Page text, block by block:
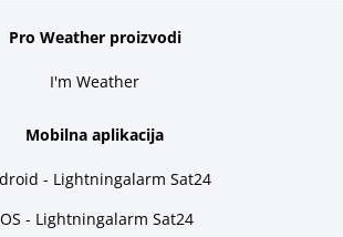
Pro Weather proizvodi
I'm Weather
Mobilna aplikacija
- Lightningalarm Sat24
- Lightningalarm Sat24